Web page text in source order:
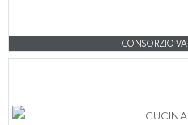
CONSORZIO